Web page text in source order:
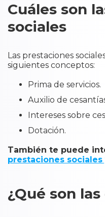
Cuáles son
sociales
Las prestaciones
siguientes conceptos:
Prima de servicios.
Auxilio de
Intereses sobre
Dotación.
También te puede
prestaciones
¿Qué son